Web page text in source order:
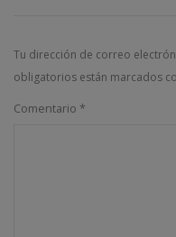
Tu dirección de correo
obligatorios están marcados
Comentario *